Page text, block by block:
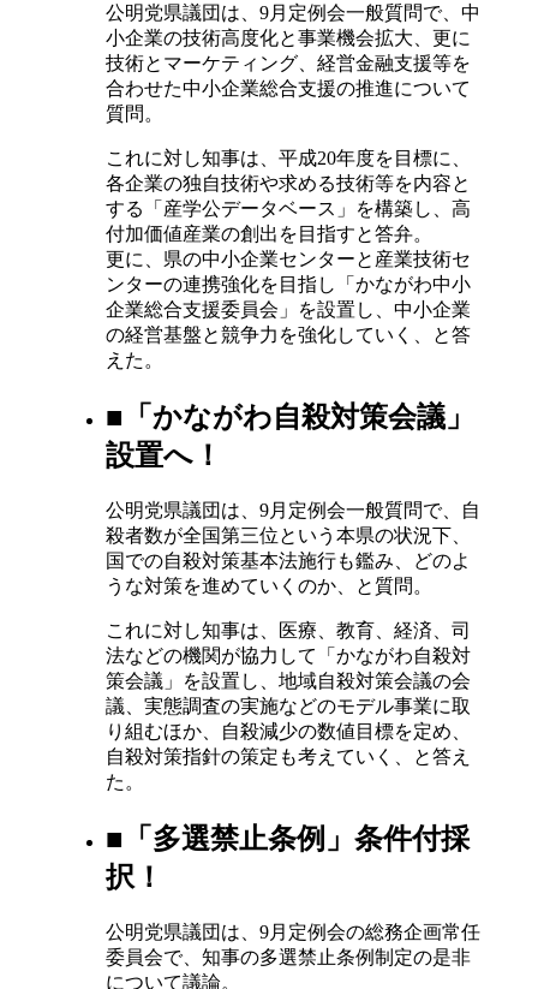
公明党県議団は、9月定例会一般質問で、中
小企業の技術高度化と事業機会拡大、更に
技術とマーケティング、経営金融支援等を
合わせた中小企業総合支援の推進について
質問。
これに対し知事は、平成20年度を目標に、
各企業の独自技術や求める技術等を内容と
する「産学公データベース」を構築し、高
付加価値産業の創出を目指すと答弁。
更に、県の中小企業センターと産業技術セ
ンターの連携強化を目指し「かながわ中小
企業総合支援委員会」を設置し、中小企業
の経営基盤と競争力を強化していく、と答
えた。
■「かながわ自殺対策会議」
設置へ！
公明党県議団は、9月定例会一般質問で、自
殺者数が全国第三位という本県の状況下、
国での自殺対策基本法施行も鑑み、どのよ
うな対策を進めていくのか、と質問。
これに対し知事は、医療、教育、経済、司
法などの機関が協力して「かながわ自殺対
策会議」を設置し、地域自殺対策会議の会
議、実態調査の実施などのモデル事業に取
り組むほか、自殺減少の数値目標を定め、
自殺対策指針の策定も考えていく、と答え
た。
■「多選禁止条例」条件付採
択！
公明党県議団は、9月定例会の総務企画常任
委員会で、知事の多選禁止条例制定の是非
について議論。